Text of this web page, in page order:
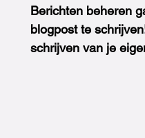
Berichten beheren
blogpost te
schrijven van je